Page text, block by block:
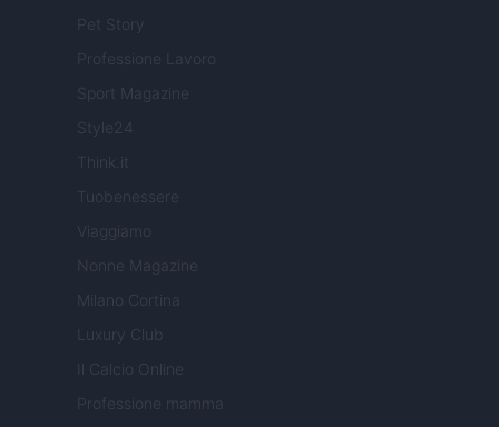
Pet Story
Professione Lavoro
Sport Magazine
Style24
Think.it
Tuobenessere
Viaggiamo
Nonne Magazine
Milano Cortina
Luxury Club
Il Calcio Online
Professione mamma